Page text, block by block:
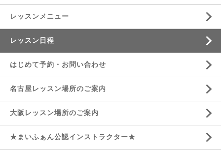
レッスンメニュー
レッスン日程
はじめて予約・お問い合わせ
名古屋レッスン場所のご案内
大阪レッスン場所のご案内
★まいふぁん公認インストラクター★